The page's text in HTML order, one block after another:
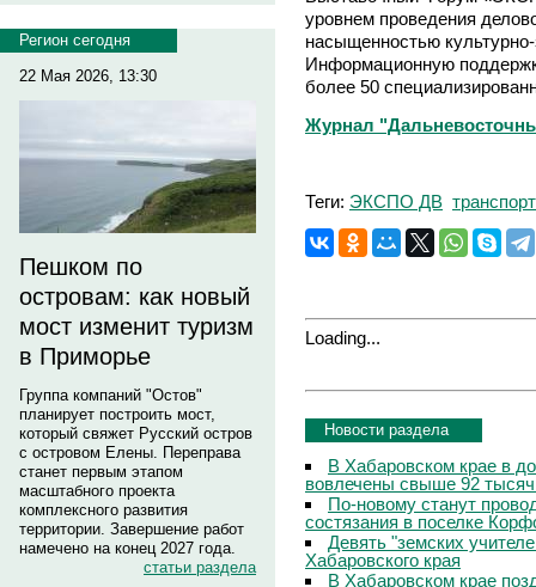
Регион сегодня
22 Мая 2026, 13:30
Пешком по
островам: как новый
мост изменит туризм
в Приморье
Группа компаний "Остов"
планирует построить мост,
который свяжет Русский остров
с островом Елены. Переправа
станет первым этапом
масштабного проекта
комплексного развития
территории. Завершение работ
намечено на конец 2027 года.
статьи раздела
уровнем проведения
насыщенностью
Информационную
более 50
Журнал
Теги: ЭКСПО ДВ транспорт
Loading...
Новости раздела
В Хабаровском крае в
вовлечены свыше 92 тысяч
По-новому станут
состязания в поселке
Девять "земских
Хабаровского края
В Хабаровском крае